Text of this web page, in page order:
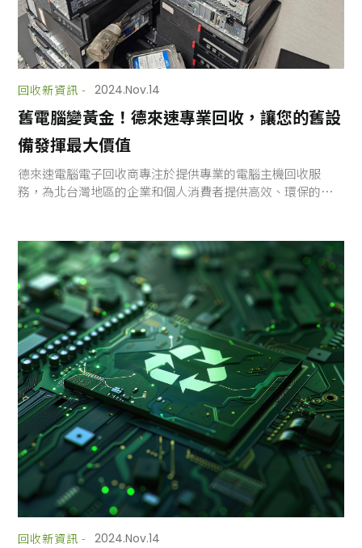
回收新資訊 - 2024.Nov.14
舊電腦變黃金！德來速專業回收，讓您的舊設
備發揮最大價值
德來速電腦電子回收商專注於提供專業的電腦主機回收服
務，為北台灣地區的企業和個人消費者提供高效、環保的解
收，德來速還提供IC電子零件收購服務，將舊設備中的可再
利用零件進行高效回收。無論您是小型企業還是大型機構，
我們都能根據您的需求提供量身定制的回收方案。
回收新資訊 - 2024.Nov.14